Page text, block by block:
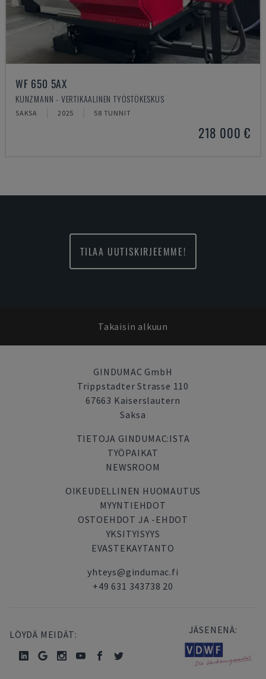
WF 650 5AX
KUNZMANN - VERTIKAALINEN TYÖSTÖKESKUS
SAKSA 2025 58 TUNNIT
218 000 €
TILAA UUTISKIRJEEMME!
Takaisin alkuun
GINDUMAC GmbH
Trippstadter Strasse 110
67663 Kaiserslautern
Saksa
TIETOJA GINDUMAC:ISTA
TYÖPAIKAT
NEWSROOM
OIKEUDELLINEN HUOMAUTUS
MYYNTIEHDOT
OSTOEHDOT JA -EHDOT
YKSITYISYYS
EVASTEKAYTANTO
yhteys@gindumac.fi
+49 631 343738 20
LÖYDÄ MEIDÄT: JÄSENENÄ: